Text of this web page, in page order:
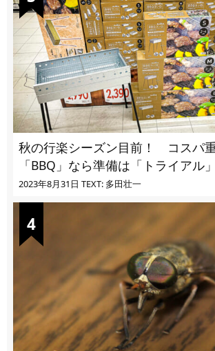
秋の行楽シーズン目前！ コスパ
「BBQ」なら準備は「トライアル
2023年8月31日 TEXT: 多田壮一